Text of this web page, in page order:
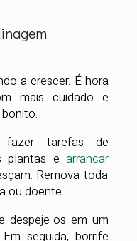
a crescer. É hora
mais cuidado e
tarefas de
plantas e arrancar
Remova toda
ou doente.
despeje-os em um
seguida, borrife